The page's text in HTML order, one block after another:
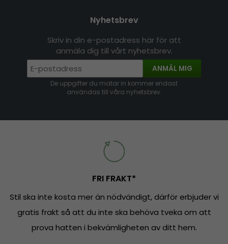
Nyhetsbrev
Skriv in din e-postadress här för att
anmäla dig till vårt nyhetsbrev.
ANMÄL MIG
De uppgifter du matar in kommer endast
användas till våra nyhetsbrev.
FRI FRAKT*
Stil ska inte kosta mer än nödvändigt, därför erbjuder vi
gratis frakt så att du inte ska behöva tveka om att
prova hatten i bekvämligheten av ditt hem.